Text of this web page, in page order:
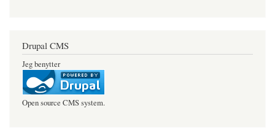
Drupal CMS
Jeg benytter
Open source CMS system.